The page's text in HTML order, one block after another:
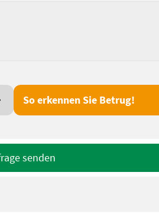
So erkennen Sie Betrug!
senden